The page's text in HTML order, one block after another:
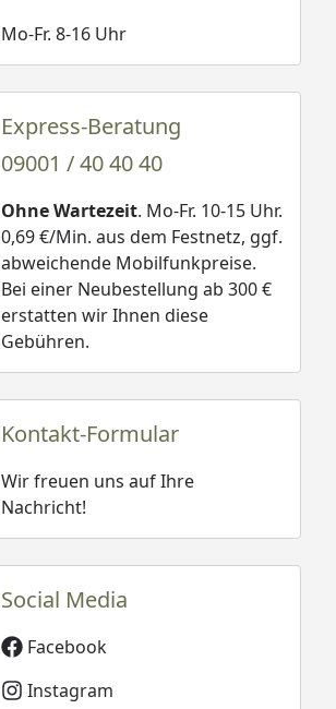
Mo-Fr. 8-16 Uhr
Express-Beratung
09001 / 40 40 40
Ohne Wartezeit. Mo-Fr. 10-15 Uhr.
0,69 €/Min. aus dem Festnetz, ggf.
abweichende Mobilfunkpreise.
Bei einer Neubestellung ab 300 €
erstatten wir Ihnen diese
Gebühren.
Kontakt-Formular
Wir freuen uns auf Ihre
Nachricht!
Social Media
Facebook
Instagram